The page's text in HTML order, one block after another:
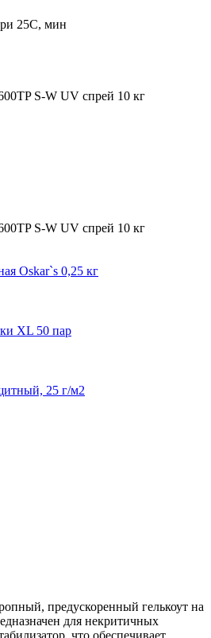
25С, мин
S-W UV спрей 10 кг
S-W UV спрей 10 кг
Oskar`s 0,25 кг
XL 50 пар
25 г/м2
предускоренный гелькоут на
для некритичных
что обеспечивает